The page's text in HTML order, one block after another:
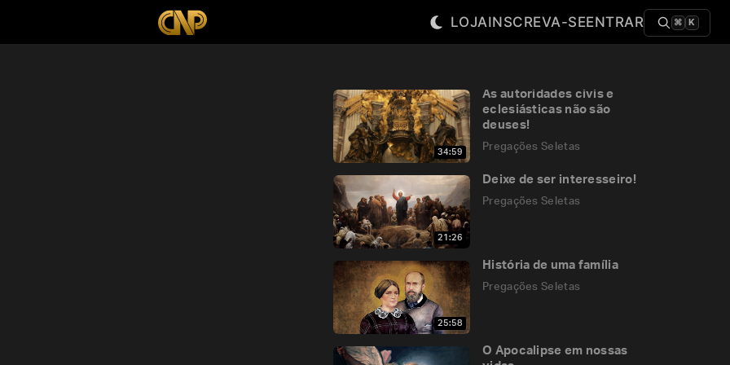
LOJAINSCREVA-SEENTRAR ⌘ K
34:59
As autoridades civis e
eclesiásticas não são
deuses!
Pregações Seletas
21:26
Deixe de ser interesseiro!
Pregações Seletas
25:58
História de uma família
Pregações Seletas
O Apocalipse em nossas